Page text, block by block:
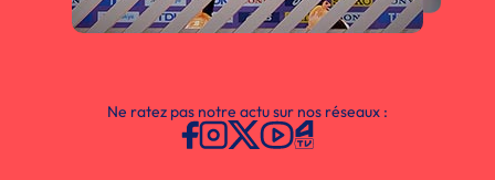
Ne ratez pas notre actu sur nos réseaux :